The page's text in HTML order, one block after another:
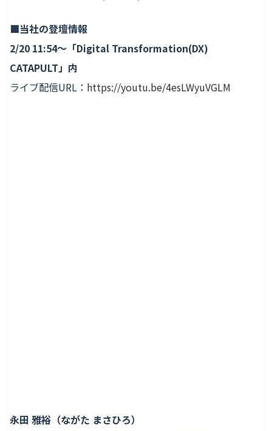
■当社の登壇情報
2/20 11:54〜「Digital Transformation(DX)
CATAPULT」内
ライブ配信URL： https://youtu.be/4esLWyuVGLM
永田 雅裕（ながた まさひろ）